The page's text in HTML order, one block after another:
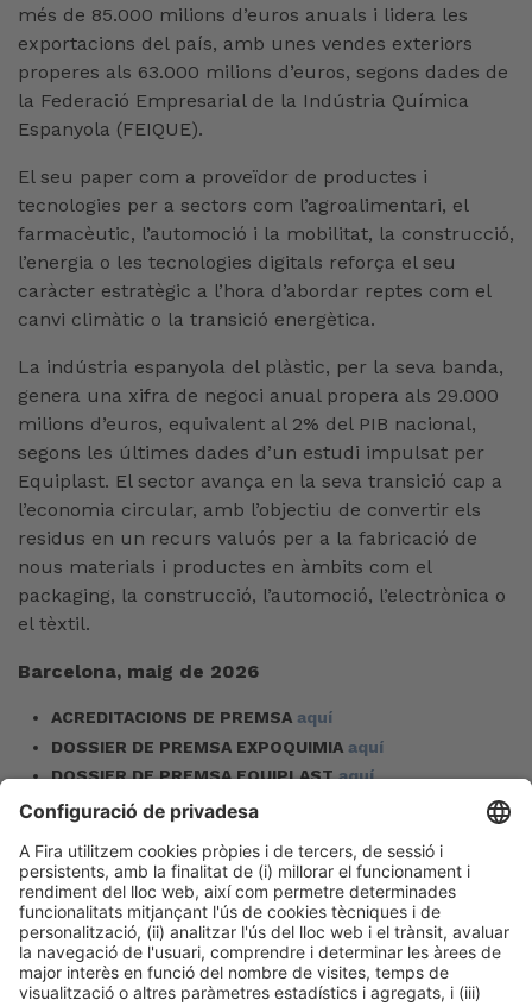
més de 85.000 milions d’euros anuals i lidera les
exportacions del país, amb unes vendes exteriors
properes als 63.000 milions d’euros, segons dades de
la Federació Empresarial de la Indústria Química
Espanyola (FEIQUE).
El seu paper com a proveïdor de productes i
tecnologies per a sectors com l’agroalimentari, el
farmacèutic, l’automoció i la mobilitat, la construcció,
l’energia o les tecnologies digitals reforça el seu
caràcter estratègic a l’hora d’abordar reptes com el
canvi climàtic o la transició energètica.
La indústria espanyola del plàstic, per la seva banda,
genera una xifra de negoci anual propera als 29.000
milions d’euros, equivalent al 2% del PIB nacional,
segons les últimes dades d’un estudi impulsat per
Equiplast. El sector avança en la seva transició cap a
l’economia circular, amb l’objectiu de convertir els
residus en un recurs valuós per a la fabricació de
nous materials i productes en àmbits com el
packaging, la construcció, l’automoció, l’electrònica o
el tèxtil.
Barcelona, maig de 2026
ACREDITACIONS DE PREMSA aquí
DOSSIER DE PREMSA EXPOQUIMIA aquí
DOSSIER DE PREMSA EQUIPLASTaquí
FOTOGRAFIES (edició 2023 – Expoquimia)
Maria Dolores Herranz / Josep Lluís Mérida
Tel. 932 332 541 – 114
mdherranz@firabarcelona.com
jmerida@firabarcelona.com